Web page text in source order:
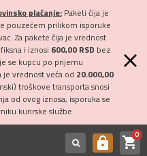
plaćanje:Paketi čija je
pouzećem prilikom isporuke
Za pakete čija je vrednost
i iznosi 600,00 RSD bez
se kupcu po prijemu
vrednost veća od 20.000,00
troškove transporta snosi
od ovog iznosa, isporuka se
kurirske službe.
https shopping_cart0